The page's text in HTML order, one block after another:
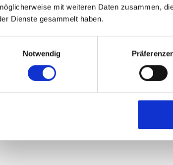
mit weiteren Daten zusammen,
Dienste gesammelt haben.
Notwendig